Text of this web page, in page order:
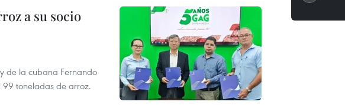
a su socio
de la cubana Fernando
toneladas de arroz.